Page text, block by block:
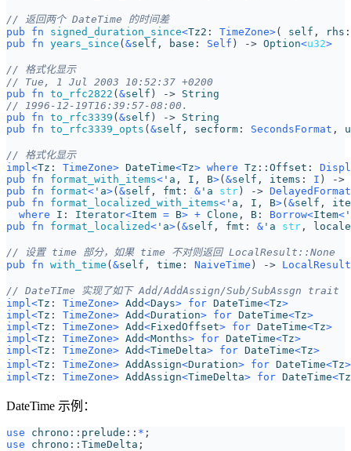
pub
fn signed_duration_since<Tz2 : TimeZone>( self , rhs
pub
fn years_since ( &self , base : Self ) -> Option<u32>
pub
fn to_rfc2822 ( &self ) -> String
pub
fn to_rfc3339 ( &self ) -> String
pub
fn to_rfc3339_opts ( &self , secform : SecondsFormat ,
impl <Tz : TimeZone> DateTime<Tz> where Tz :: Offset :
pub
fn format_with_items< 'a , I , B>( &self , items : I )
->
pub
fn format< 'a>( &self , fmt : & 'a str ) -> DelayedFormat
pub
fn format_localized_with_items< 'a , I , B>( &self ,
where
I : Iterator<Item = B> + Clone , B : Borrow<Item<
pub
fn format_localized< 'a>( &self , fmt : & 'a str , locale
pub
fn with_time ( &self , time : NaiveTime ) -> LocalResult
impl <Tz : TimeZone> Add<Days> for DateTime<Tz>
impl <Tz : TimeZone> Add<Duration> for DateTime<Tz>
impl <Tz : TimeZone> Add<FixedOffset> for DateTime<Tz>
impl <Tz : TimeZone> Add<Months> for DateTime<Tz>
impl <Tz : TimeZone> Add<TimeDelta> for DateTime<Tz>
impl <Tz : TimeZone> AddAssign<Duration> for DateTime<Tz>
impl <Tz : TimeZone> AddAssign<TimeDelta> for DateTime<Tz
DateTime 示例：
use chrono :: prelude :: * ;
use
chrono :: TimeDelta ;